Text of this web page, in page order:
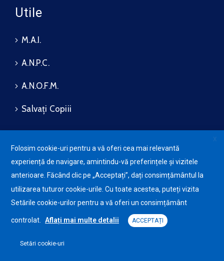
Utile
M.A.I.
A.N.P.C.
A.N.O.F.M.
Salvați Copiii
Protecția datelor cu caracter
personale (GDPR)
Politica de utilizare a Cookie-
urilor
Avansis
Mobile
Primăria Comunei Săvădisla © 2025. Toate drepturile
X
Folosim cookie-uri pentru a vă oferi cea mai relevantă
experiență de navigare, amintindu-vă preferințele și vizitele
anterioare. Făcând clic pe „Acceptați”, dați consimțământul la
utilizarea tuturor cookie-urile. Cu toate acestea, puteți vizita
Setările cookie-urilor pentru a vă oferi un consimțământ
controlat. Aflați mai multe detalii ACCEPTAȚI
Setări cookie-uri